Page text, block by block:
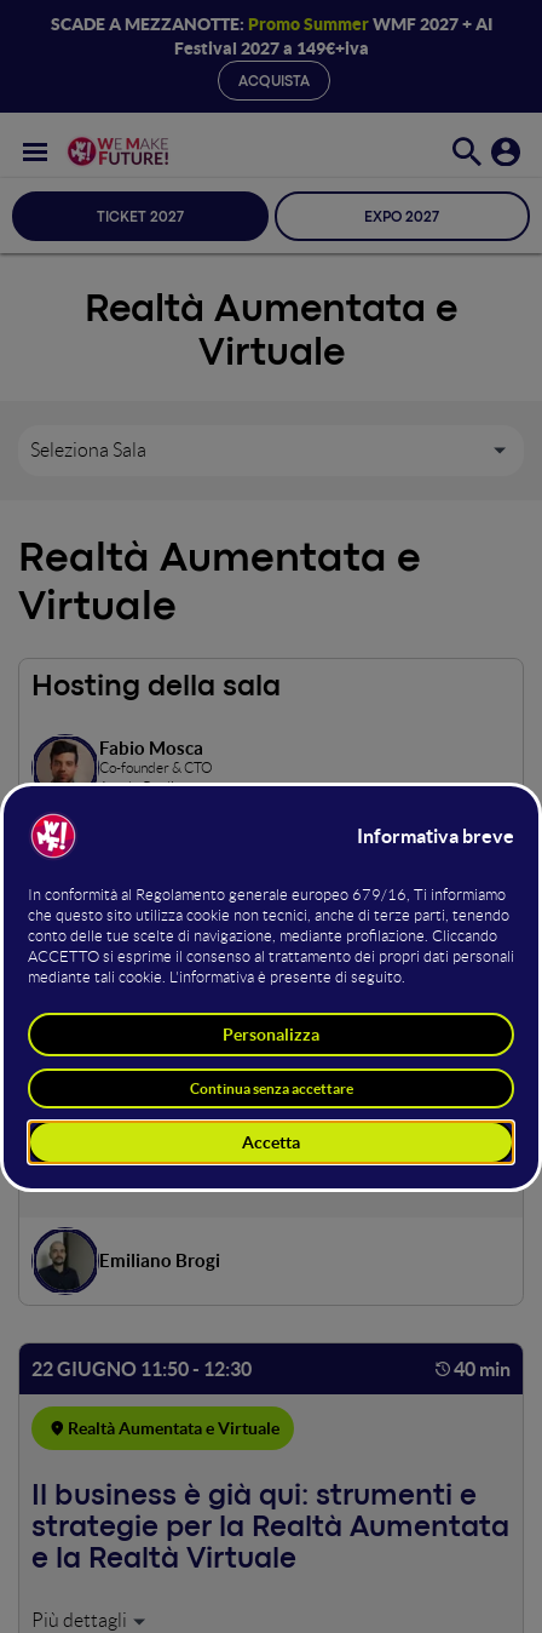
SCADE A MEZZANOTTE: Promo SummerWMF 2027 + AI
Festival 2027 a 149€+iva
ACQUISTA
TICKET 2027 EXPO 2027
Realtà Aumentata e
Virtuale
Seleziona Sala
Realtà Aumentata e
Virtuale
Hosting della sala
Fabio Mosca
Co-founder & CTO
AnotheReality
22 GIUGNO
Realtà Aumentata e Virtuale
Le potenzialità dell'Augmented
Reality per il marketing turistico e
Emiliano Brogi
22 GIUGNO 11:50 - 12:30 40 min
Realtà Aumentata e Virtuale
Il business è già qui: strumenti e
strategie per la Realtà Aumentata
e la Realtà Virtuale
215 bilion di dollari, ecco a quanto è stimata la portata del